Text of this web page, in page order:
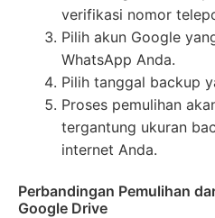
verifikasi nomor
Pilih akun Google
WhatsApp Anda.
Pilih tanggal backup
Proses pemulihan
tergantung ukuran
internet Anda.
Perbandingan Pemulihan
Google Drive